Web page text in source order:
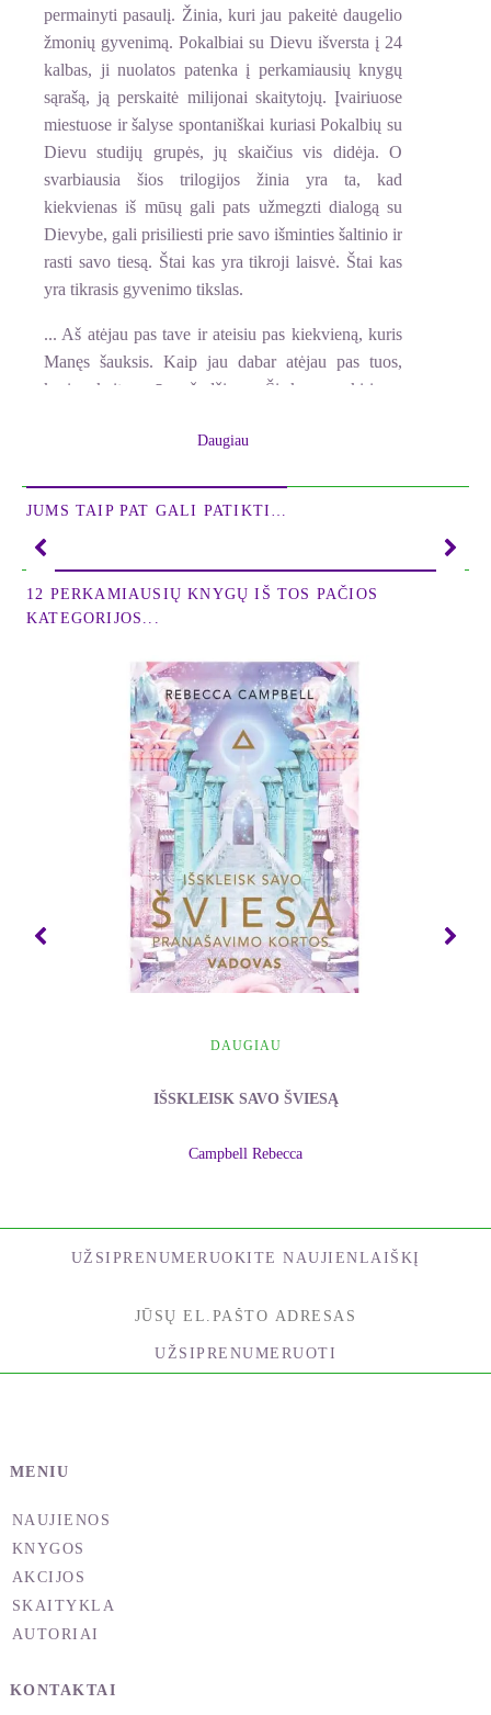
permainyti pasaulį. Žinia, kuri jau pakeitė daugelio
žmonių gyvenimą. Pokalbiai su Dievu išversta į 24
kalbas, ji nuolatos patenka į perkamiausių knygų
sąrašą, ją perskaitė milijonai skaitytojų. Įvairiuose
miestuose ir šalyse spontaniškai kuriasi Pokalbių su
Dievu studijų grupės, jų skaičius vis didėja. O
svarbiausia šios trilogijos žinia yra ta, kad
kiekvienas iš mūsų gali pats užmegzti dialogą su
Dievybe, gali prisiliesti prie savo išminties šaltinio ir
rasti savo tiesą. Štai kas yra tikroji laisvė. Štai kas
yra tikrasis gyvenimo tikslas.
... Aš atėjau pas tave ir ateisiu pas kiekvieną, kuris
Manęs šauksis. Kaip jau dabar atėjau pas tuos,
kurie skaito mūsų žodžius... Ši knyga skiriama
kiekvienam žmogui į rankas kaip tik tada, kai jam
akimirkai..."
Daugiau
JUMS TAIP PAT GALI PATIKTI…
12 PERKAMIAUSIŲ KNYGŲ IŠ TOS PAČIOS
KATEGORIJOS...
DAUGIAU
IŠSKLEISK SAVO ŠVIESĄ
Campbell Rebecca
UŽSIPRENUMERUOKITE NAUJIENLAIŠKĮ
UŽSIPRENUMERUOTI
MENIU
NAUJIENOS
KNYGOS
AKCIJOS
SKAITYKLA
AUTORIAI
KONTAKTAI